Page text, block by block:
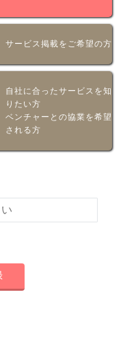
サービス掲載をご希望の方
自社に合ったサービスを知
りたい方
ベンチャーとの協業を希望
される方